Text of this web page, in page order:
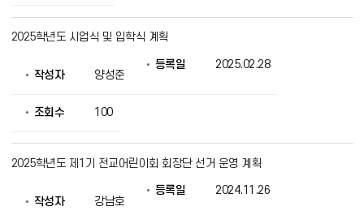
2025학년도 시업식 및 입학식 계획
작성자 양성준
등록일 2025.02.28
조회수 100
2025학년도 제1기 전교어린이회 회장단 선거 운영 계획
작성자 강남호
등록일 2024.11.26